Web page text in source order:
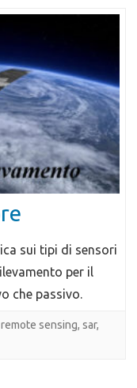
sui tipi di sensori
per il
che passivo.
remote sensing, sar,